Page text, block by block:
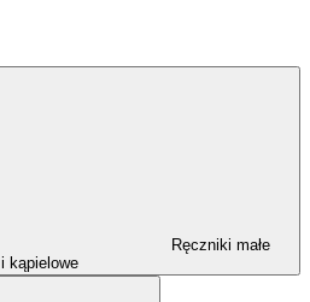
Ręczniki małe
i kąpielowe